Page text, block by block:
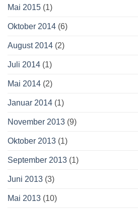
Mai 2015 (1)
Oktober 2014 (6)
August 2014 (2)
Juli 2014 (1)
Mai 2014 (2)
Januar 2014 (1)
November 2013 (9)
Oktober 2013 (1)
September 2013 (1)
Juni 2013 (3)
Mai 2013 (10)